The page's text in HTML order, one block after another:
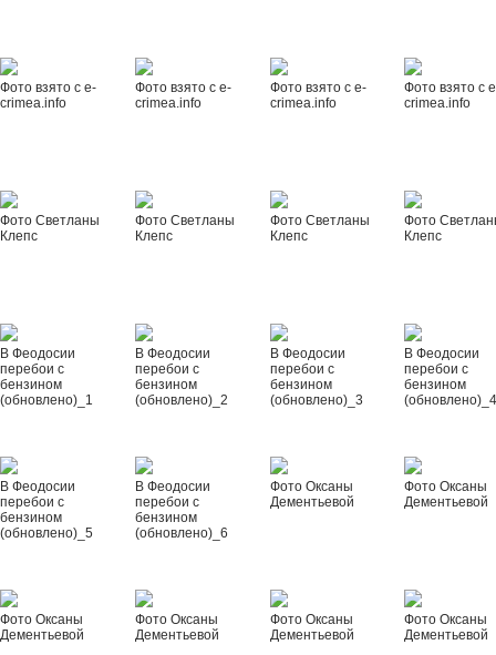
Фото взято с e-
crimea.info
Фото взято с e-
crimea.info
Фото взято с e-
crimea.info
Фото взято с
crimea.info
Фото Светланы
Клепс
Фото Светланы
Клепс
Фото Светланы
Клепс
Фото
Клепс
В Феодосии
перебои с
бензином
(обновлено)_1
В Феодосии
перебои с
бензином
(обновлено)_2
В Феодосии
перебои с
бензином
(обновлено)_3
В Феодосии
перебои с
бензином
В Феодосии
перебои с
бензином
(обновлено)_5
В Феодосии
перебои с
бензином
(обновлено)_6
Фото Оксаны
Дементьевой
Фото Оксаны
Дементьевой
Фото Оксаны
Дементьевой
Фото Оксаны
Дементьевой
Фото Оксаны
Дементьевой
Фото Оксаны
Дементьевой